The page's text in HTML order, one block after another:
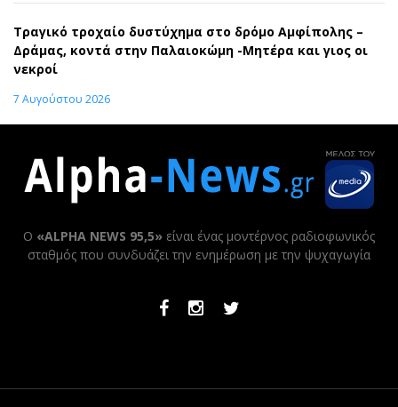
Τραγικό τροχαίο δυστύχημα στο δρόμο Αμφίπολης –
Δράμας, κοντά στην Παλαιοκώμη -Μητέρα και γιος οι
νεκροί
7 Αυγούστου 2026
Ο «ALPHA NEWS 95,5» είναι ένας μοντέρνος ραδιοφωνικός
σταθμός που συνδυάζει την ενημέρωση με την ψυχαγωγία
FacebookInstagramTwitter